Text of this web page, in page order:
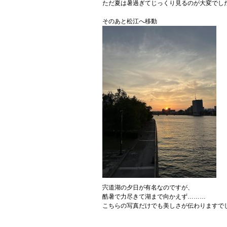
ただ夏は暑過ぎてじっくり見るのが大変でし
そのあと松江へ移動
宍道湖の夕日が有名なのですが、
酷暑で力尽きて湖まで向かえず………
こちらの写真だけでも美しさが伝わりますで